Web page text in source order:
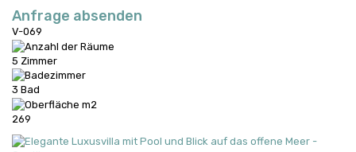
Anfrage absenden
V-069
5 Zimmer
3 Bad
269